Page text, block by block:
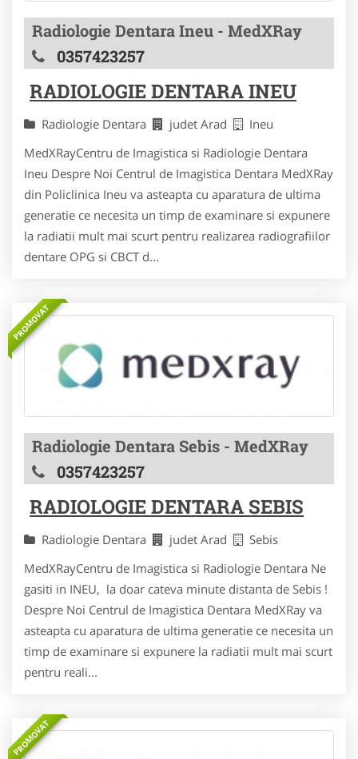
Radiologie Dentara Ineu - MedXRay
0357423257
RADIOLOGIE DENTARA INEU
Radiologie Dentara judet Arad
Ineu
MedXRayCentru de Imagistica si Radiologie Dentara
Ineu Despre Noi Centrul de Imagistica Dentara MedXRay
din Policlinica Ineu va asteapta cu aparatura de ultima
generatie ce necesita un timp de examinare si expunere
la radiatii mult mai scurt pentru realizarea radiografiilor
dentare OPG si CBCT d...
PROMOVAT
Radiologie Dentara Sebis - MedXRay
0357423257
RADIOLOGIE DENTARA SEBIS
Radiologie Dentara judet Arad
Sebis
MedXRayCentru de Imagistica si Radiologie Dentara Ne
gasiti in INEU, la doar cateva minute distanta de Sebis !
Despre Noi Centrul de Imagistica Dentara MedXRay va
asteapta cu aparatura de ultima generatie ce necesita un
timp de examinare si expunere la radiatii mult mai scurt
pentru reali...
PROMOVAT